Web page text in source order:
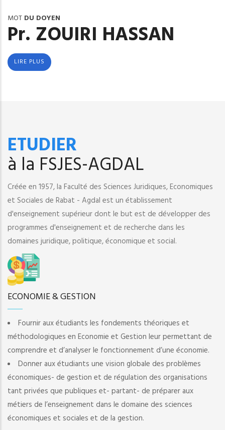
MOT DU DOYEN
Pr. ZOUIRI HASSAN
LIRE PLUS
ETUDIER
à la FSJES-AGDAL
Créée en 1957, la Faculté des Sciences Juridiques, Economiques
et Sociales de Rabat - Agdal est un établissement
d'enseignement supérieur dont le but est de développer des
programmes d'enseignement et de recherche dans les
domaines juridique, politique, économique et social.
ECONOMIE & GESTION
Fournir aux étudiants les fondements théoriques et
méthodologiques en Economie et Gestion leur permettant de
comprendre et d’analyser le fonctionnement d’une économie.
Donner aux étudiants une vision globale des problèmes
économiques- de gestion et de régulation des organisations
tant privées que publiques et- partant- de préparer aux
métiers de l’enseignement dans le domaine des sciences
économiques et sociales et de la gestion.